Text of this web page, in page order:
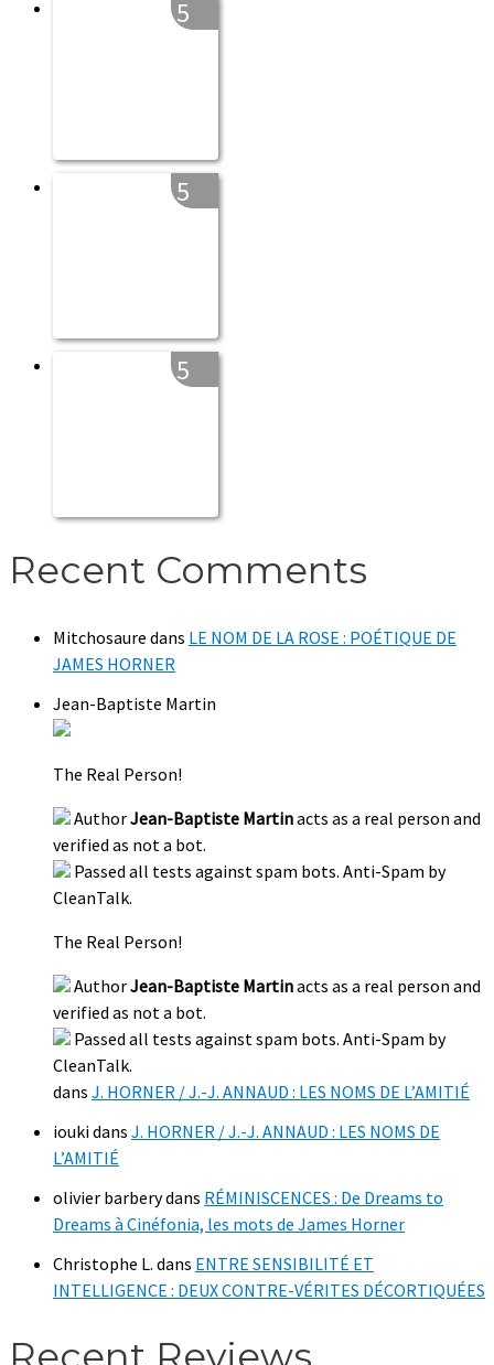
5
5
5
Recent Comments
Mitchosaure dans LE NOM DE LA ROSE : POÉTIQUE DE
JAMES HORNER
Jean-Baptiste Martin
The Real Person!
AuthorJean-Baptiste Martinacts as a real person and
verified as not a bot.
Passed all tests against spam bots. Anti-Spam by
CleanTalk.
The Real Person!
AuthorJean-Baptiste Martinacts as a real person and
verified as not a bot.
Passed all tests against spam bots. Anti-Spam by
CleanTalk.
dans J. HORNER / J.-J. ANNAUD : LES NOMS DE L’AMITIÉ
ioukidans J. HORNER / J.-J. ANNAUD : LES NOMS DE
L’AMITIÉ
olivier barberydans RÉMINISCENCES : De Dreams to
Dreams à Cinéfonia, les mots de James Horner
Christophe L. dans ENTRE SENSIBILITÉ ET
INTELLIGENCE : DEUX CONTRE-VÉRITES DÉCORTIQUÉES